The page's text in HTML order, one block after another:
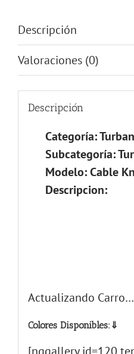
Descripción
Valoraciones (0)
Descripción
Categoría:
Subcategoría:
Modelo: Cable
Descripcion:
No hay valoraciones